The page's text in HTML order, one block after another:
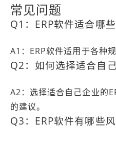
常见问题
Q1：ERP软件适合哪些
A1：ERP软件适用于各种
Q2：如何选择适合自
A2：选择适合自己企业的
的建议。
Q3：ERP软件有哪些风